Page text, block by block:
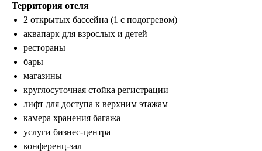
Территория отеля
2 открытых бассейна (1 с подогревом)
аквапарк для взрослых и детей
рестораны
бары
магазины
круглосуточная стойка регистрации
лифт для доступа к верхним этажам
камера хранения багажа
услуги бизнес-центра
конференц-зал